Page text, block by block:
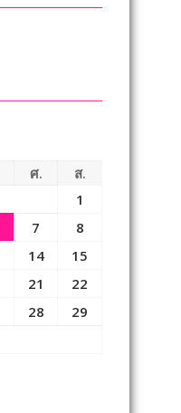
ศ.
ส.
1
7
8
14
15
21
22
28
29